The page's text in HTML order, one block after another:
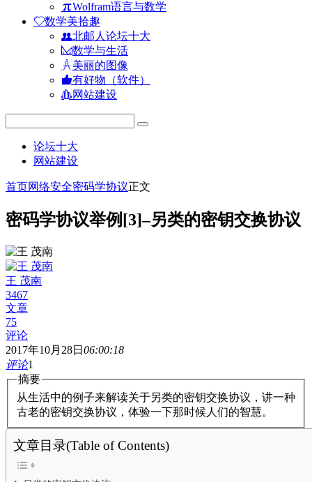
Wolfram语言与数学
数学美拾趣
北邮人论坛十大
数学与生活
美丽的图像
有好物（软件）
网站建设
论坛十大
网站建设
首页网络安全密码学协议正文
密码学协议举例[3]–另类的密钥交换协议
王 茂南
3467
文章
75
评论
2017年10月28日 06:00:18
评论1
摘要
从生活中的例子来解读关于另类的密钥交换协议，讲一种
古老的密钥交换协议，体验一下那时候人们的智慧。
文章目录(Table of Contents)